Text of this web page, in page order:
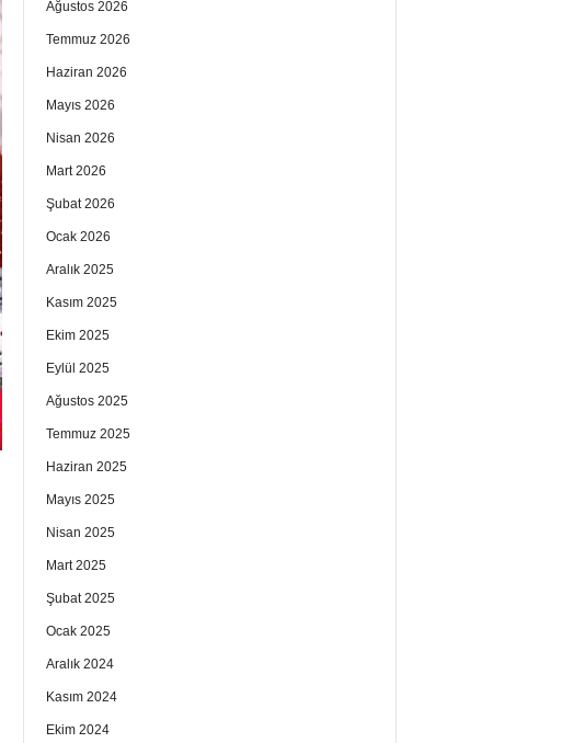
Ağustos 2026
Temmuz 2026
Haziran 2026
Mayıs 2026
Nisan 2026
Mart 2026
Şubat 2026
Ocak 2026
Aralık 2025
Kasım 2025
Ekim 2025
Eylül 2025
Ağustos 2025
Temmuz 2025
Haziran 2025
Mayıs 2025
Nisan 2025
Mart 2025
Şubat 2025
Ocak 2025
Aralık 2024
Kasım 2024
Ekim 2024